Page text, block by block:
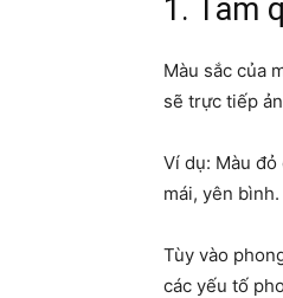
1. Tầm
Màu sắc của
sẽ trực tiếp
Ví dụ: Màu
mái, yên bình.
Tùy vào
các yếu tố